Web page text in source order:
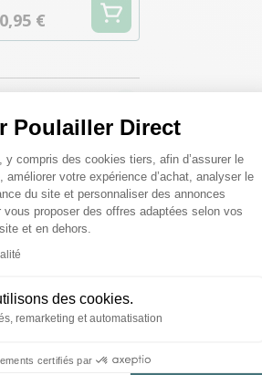
Poulailler Direct
Gestion du
y compris des cookies tiers, afin d’assurer le
améliorer votre expérience d’achat, analyser le
du site et personnaliser des annonces
proposer des offres adaptées selon vos
et en dehors.
des cookies.
remarketing et automatisation
certifiés par
consent
0,95 €